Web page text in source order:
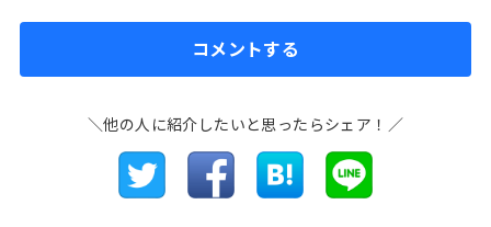
コメントする
＼他の人に紹介したいと思ったらシェア！／